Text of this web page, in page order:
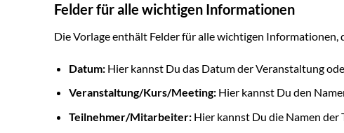
Felder für alle wichtigen Informationen
Die Vorlage enthält Felder für alle wichtigen
Datum:Hier kannst Du das Datum der Veranstaltung
Veranstaltung/Kurs/Meeting:Hier kannst Du den
Teilnehmer/Mitarbeiter:Hier kannst Du die Namen